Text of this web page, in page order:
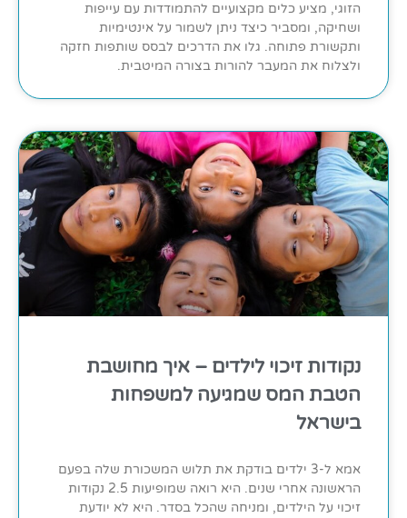
הזוגי, מציע כלים מקצועיים להתמודדות עם עייפות
ושחיקה, ומסביר כיצד ניתן לשמור על אינטימיות
ותקשורת פתוחה. גלו את הדרכים לבסס שותפות חזקה
ולצלוח את המעבר להורות בצורה המיטבית.
נקודות זיכוי לילדים – איך מחושבת
הטבת המס שמגיעה למשפחות
בישראל
אמא ל-3 ילדים בודקת את תלוש המשכורת שלה בפעם
הראשונה אחרי שנים. היא רואה שמופיעות 2.5 נקודות
זיכוי על הילדים, ומניחה שהכל בסדר. היא לא יודעת